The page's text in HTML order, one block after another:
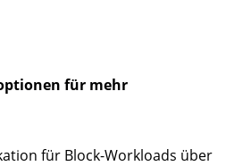
für mehr
für Block-Workloads über